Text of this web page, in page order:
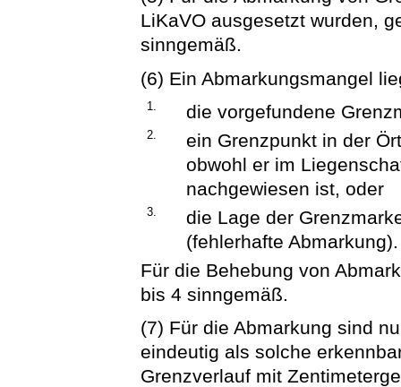
LiKaVO ausgesetzt wurden,
sinngemäß.
(6) Ein Abmarkungsmangel
1. die vorgefundene
2.
ein Grenzpunkt in der
obwohl er im
nachgewiesen ist, oder
3.
die Lage der
(fehlerhafte Abmarkung).
Für die Behebung von
bis 4 sinngemäß.
(7) Für die Abmarkung sind
eindeutig als solche
Grenzverlauf mit